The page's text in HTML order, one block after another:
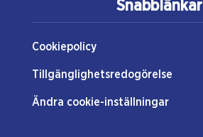
Snabblänkar
Cookiepolicy
Tillgänglighetsredogörelse
Ändra cookie-inställningar